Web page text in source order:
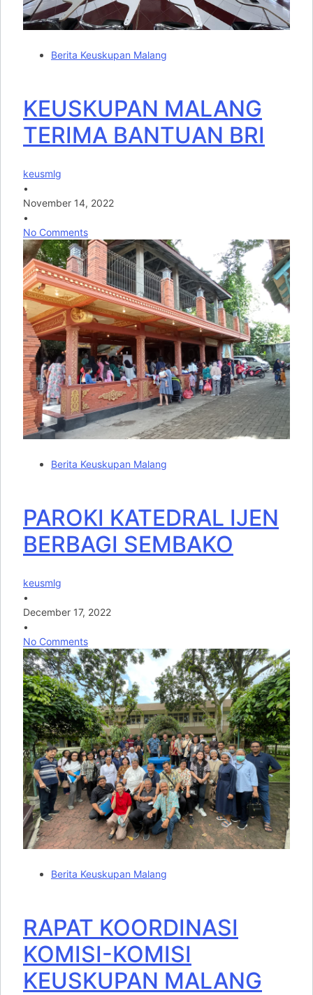
Berita Keuskupan Malang
KEUSKUPAN MALANG
TERIMA BANTUAN BRI
keusmlg
•
November 14, 2022
•
No Comments
Berita Keuskupan Malang
PAROKI KATEDRAL IJEN
BERBAGI SEMBAKO
keusmlg
•
December 17, 2022
•
No Comments
Berita Keuskupan Malang
RAPAT KOORDINASI
KOMISI-KOMISI
KEUSKUPAN MALANG